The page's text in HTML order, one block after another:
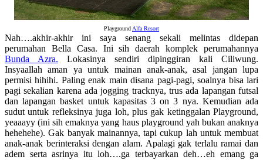
Playground Alfa Resort
Nah….akhir-akhir ini saya senang sekali melintas didepan
perumahan Bella Casa. Ini sih daerah komplek perumahannya
Bunda Azra. Lokasinya sendiri dipinggiran kali Ciliwung.
Insyaallah aman ya untuk mainan anak-anak, asal jangan lupa
permisi hihihi. Paling enak main disana pagi-pagi, soalnya bisa lari
pagi sekalian karena ada jogging tracknya, trus ada lapangan futsal
dan lapangan basket untuk kapasitas 3 on 3 nya. Kemudian ada
sudut untuk refleksinya juga loh, plus gak ketinggalan Playground,
yeaaayy (ini sih emaknya yang haus playground yah bukan anaknya
hehehehe). Gak banyak mainannya, tapi cukup lah untuk membuat
anak-anak berinteraksi dengan alam. Apalagi gak terlalu ramai dan
adem serta asrinya itu loh….ga terbayarkan deh…eh emang ga